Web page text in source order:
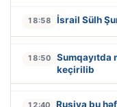
18:58 İsrail Sülh
18:50
Sumqayıtda
keçirilib
12:40 Rusiya bu